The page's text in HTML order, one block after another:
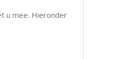
u mee. Hieronder